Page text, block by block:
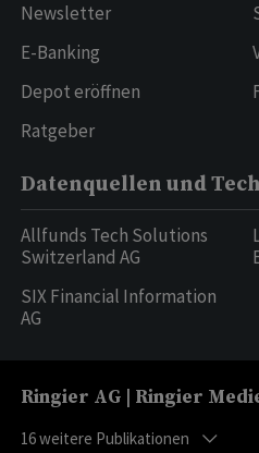
Newsletter
E-Banking
Depot eröffnen
Ratgeber
Datenquellen und
Allfunds Tech Solutions
Switzerland AG
SIX Financial Information
AG
Ringier AG | Ringier
16weitere Publikationen